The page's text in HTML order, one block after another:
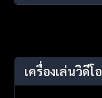
เครื่องเล่นวิดีโอ